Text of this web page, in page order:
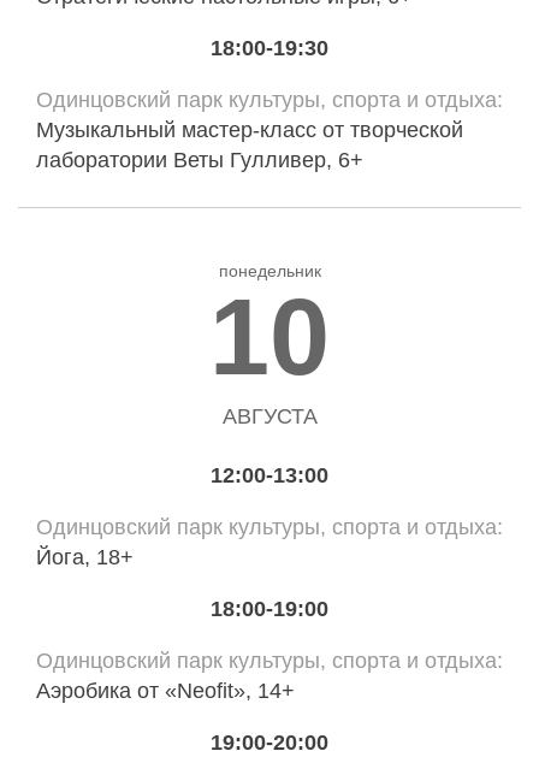
18:00-19:30
Одинцовский парк культуры, спорта и отдыха
Музыкальный мастер-класс от творческой
лаборатории Веты Гулливер, 6+
понедельник
10
АВГУСТА
12:00-13:00
Одинцовский парк культуры, спорта и отдыха
Йога, 18+
18:00-19:00
Одинцовский парк культуры, спорта и отдыха
Аэробика от «Neofit», 14+
19:00-20:00